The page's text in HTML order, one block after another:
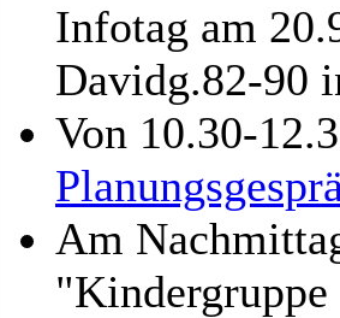
Infotag am
Davidg.82-90
Von 10.30-
Am
"Kindergruppe